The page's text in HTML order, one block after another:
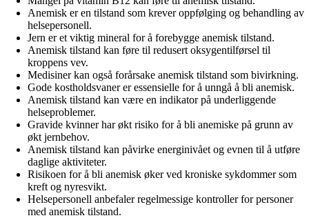
Anemisk er en tilstand som krever oppfølging og behandling av
helsepersonell.
Jern er et viktig mineral for å forebygge anemisk tilstand.
Anemisk tilstand kan føre til redusert oksygentilførsel til
kroppens vev.
Medisiner kan også forårsake anemisk tilstand som bivirkning.
Gode kostholdsvaner er essensielle for å unngå å bli anemisk.
Anemisk tilstand kan være en indikator på underliggende
helseproblemer.
Gravide kvinner har økt risiko for å bli anemiske på grunn av
økt jernbehov.
Anemisk tilstand kan påvirke energinivået og evnen til å utføre
daglige aktiviteter.
Risikoen for å bli anemisk øker ved kroniske sykdommer som
kreft og nyresvikt.
Helsepersonell anbefaler regelmessige kontroller for personer
med anemisk tilstand.